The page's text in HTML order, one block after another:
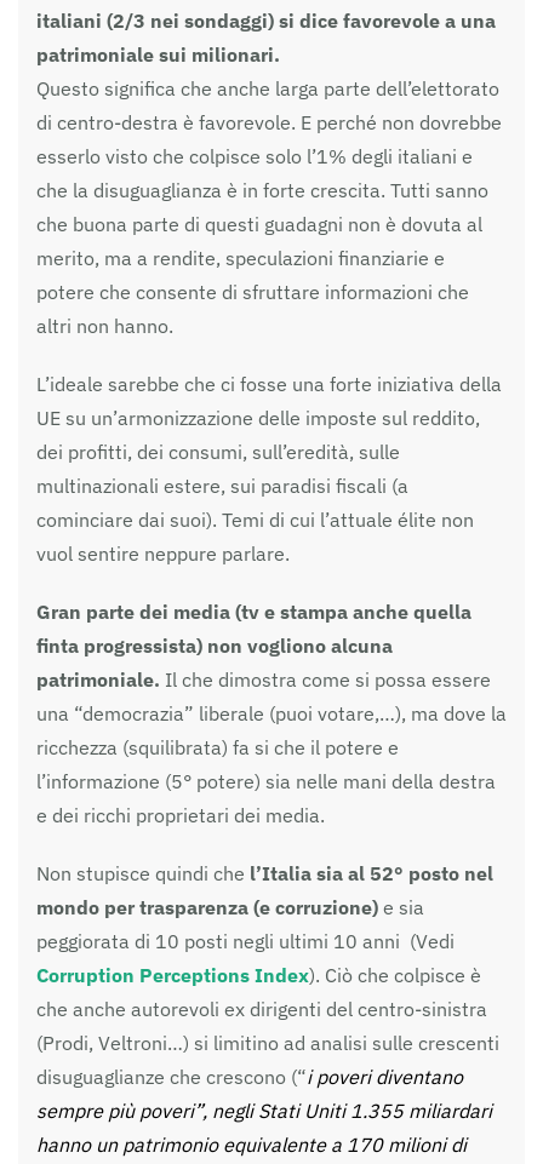
italiani (2/3 nei sondaggi) si dice favorevole a una
patrimoniale sui milionari.
Questo significa che anche larga parte dell’elettorato
di centro-destra è favorevole. E perché non dovrebbe
esserlo visto che colpisce solo l’1% degli italiani e
che la disuguaglianza è in forte crescita. Tutti sanno
che buona parte di questi guadagni non è dovuta al
merito, ma a rendite, speculazioni finanziarie e
potere che consente di sfruttare informazioni che
altri non hanno.
L’ideale sarebbe che ci fosse una forte iniziativa della
UE su un’armonizzazione delle imposte sul reddito,
dei profitti, dei consumi, sull’eredità, sulle
multinazionali estere, sui paradisi fiscali (a
cominciare dai suoi). Temi di cui l’attuale élite non
vuol sentire neppure parlare.
Gran parte dei media (tv e stampa anche quella
finta progressista) non vogliono alcuna
patrimoniale. Il che dimostra come si possa essere
una “democrazia” liberale (puoi votare,…), ma dove la
ricchezza (squilibrata) fa si che il potere e
l’informazione (5° potere) sia nelle mani della destra
e dei ricchi proprietari dei media.
Non stupisce quindi che l’Italia sia al 52° posto nel
mondo per trasparenza (e corruzione) e sia
peggiorata di 10 posti negli ultimi 10 anni (Vedi
Corruption Perceptions Index). Ciò che colpisce è
che anche autorevoli ex dirigenti del centro-sinistra
(Prodi, Veltroni…) si limitino ad analisi sulle crescenti
disuguaglianze che crescono (“i poveri diventano
sempre più poveri”, negli Stati Uniti 1.355 miliardari
hanno un patrimonio equivalente a 170 milioni di